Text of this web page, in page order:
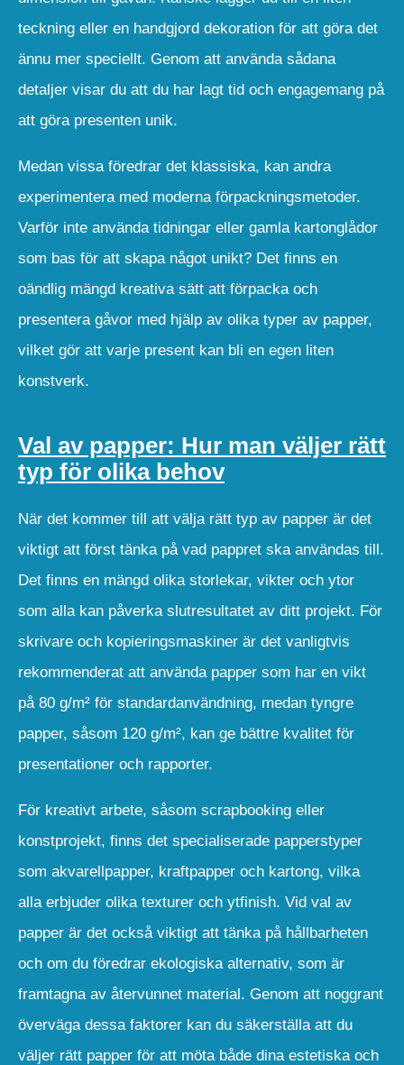
teckning eller en handgjord dekoration för att göra det
ännu mer speciellt. Genom att använda sådana
detaljer visar du att du har lagt tid och engagemang på
att göra presenten unik.
Medan vissa föredrar det klassiska, kan andra
experimentera med moderna förpackningsmetoder.
Varför inte använda tidningar eller gamla kartonglådor
som bas för att skapa något unikt? Det finns en
oändlig mängd kreativa sätt att förpacka och
presentera gåvor med hjälp av olika typer av papper,
vilket gör att varje present kan bli en egen liten
konstverk.
Val av papper: Hur man väljer rätt
typ för olika behov
När det kommer till att välja rätt typ av papper är det
viktigt att först tänka på vad pappret ska användas till.
Det finns en mängd olika storlekar, vikter och ytor
som alla kan påverka slutresultatet av ditt projekt. För
skrivare och kopieringsmaskiner är det vanligtvis
rekommenderat att använda papper som har en vikt
på 80 g/m² för standardanvändning, medan tyngre
papper, såsom 120 g/m², kan ge bättre kvalitet för
presentationer och rapporter.
För kreativt arbete, såsom scrapbooking eller
konstprojekt, finns det specialiserade papperstyper
som akvarellpapper, kraftpapper och kartong, vilka
alla erbjuder olika texturer och ytfinish. Vid val av
papper är det också viktigt att tänka på hållbarheten
och om du föredrar ekologiska alternativ, som är
framtagna av återvunnet material. Genom att noggrant
överväga dessa faktorer kan du säkerställa att du
väljer rätt papper för att möta både dina estetiska och